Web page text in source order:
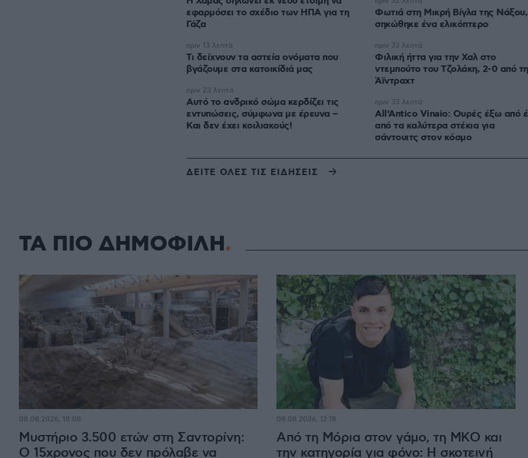
εφαρμόσει το σχέδιο των ΗΠΑ για τη
Γάζα
Τι δείχνουν τα αστεία ονόματα που
βγάζουμε στα κατοικίδιά μας
πριν 13 λεπτά
Αυτό το ανδρικό σώμα κερδίζει τις
εντυπώσεις, σύμφωνα με έρευνα –
Και δεν έχει κοιλιακούς!
πριν 23 λεπτά
Φωτιά στη Μικρή Βίγλα της Νάξου,
σηκώθηκε ένα ελικόπτερο
Φιλική ήττα για την Χαλ στο
ντεμπούτο του Τζολάκη, 2-0 από
Άϊντραχτ
πριν 33 λεπτά
All’Antico Vinaio: Ουρές έξω από
από τα καλύτερα στέκια για
σάντουιτς στον κόσμο
πριν 33 λεπτά
ΔΕΙΤΕ ΟΛΕΣ ΤΙΣ ΕΙΔΗΣΕΙΣ
ΤΑ ΠΙΟ ΔΗΜΟΦΙΛΗ
Μυστήριο 3.500 ετών στη Σαντορίνη:
Ο 15χρονος που δεν πρόλαβε να
08.08.2026, 18:08
Από τη Μόρια στον γάμο, τη ΜΚΟ και
την κατηγορία για φόνο: Η σκοτεινή
08.08.2026, 12:18